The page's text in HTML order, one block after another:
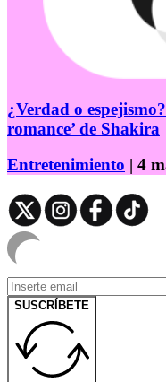
¿Verdad o
romance’ de Shakira
Entretenimiento | 4
SUSCRÍBETE